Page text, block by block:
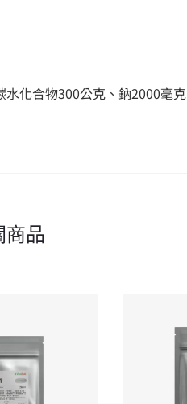
化合物300公克、鈉2000毫克
商品